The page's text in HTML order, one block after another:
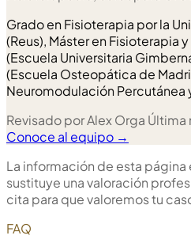
Grado en Fisioterapia por la
(Reus), Máster en Fisioterapia
(Escuela Universitaria
(Escuela Osteopática de
Neuromodulación Percutánea
Revisado por Alex Orga Última
Conoce al equipo →
La información de esta página
sustituye una valoración
cita para que valoremos tu
FAQ